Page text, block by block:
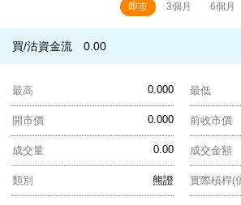
即市 3個月 6個月
買/沽資金流 0.00
0.000
最高 最低
0.000
開市價 前收市價
0.00
成交量 成交金額
熊證
類別 實際槓桿(